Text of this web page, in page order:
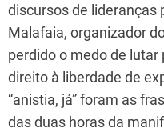
discursos de lideranças
Malafaia, organizador
perdido o medo de
direito à liberdade de
“anistia, já” foram as
das duas horas da